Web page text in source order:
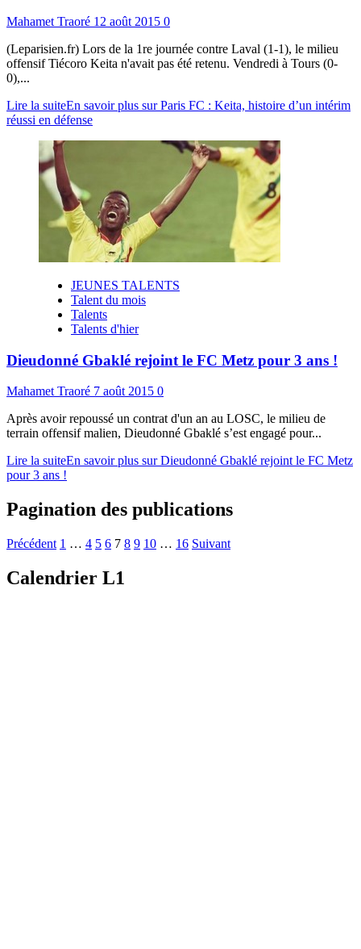
Mahamet Traoré 12 août 2015 0
(Leparisien.fr) Lors de la 1re journée contre Laval (1-1), le milieu
offensif Tiécoro Keita n'avait pas été retenu. Vendredi à Tours (0-
0),...
Lire la suiteEn savoir plus sur Paris FC : Keita, histoire d’un intérim
réussi en défense
JEUNES TALENTS
Talent du mois
Talents
Talents d'hier
Dieudonné Gbaklé rejoint le FC Metz pour 3 ans !
Mahamet Traoré 7 août 2015 0
Après avoir repoussé un contrat d'un an au LOSC, le milieu de
terrain offensif malien, Dieudonné Gbaklé s’est engagé pour...
Lire la suiteEn savoir plus sur Dieudonné Gbaklé rejoint le FC Metz
pour 3 ans !
Pagination des publications
Précédent 1 … 4 5 6 7 8 9 10 … 16 Suivant
Calendrier L1